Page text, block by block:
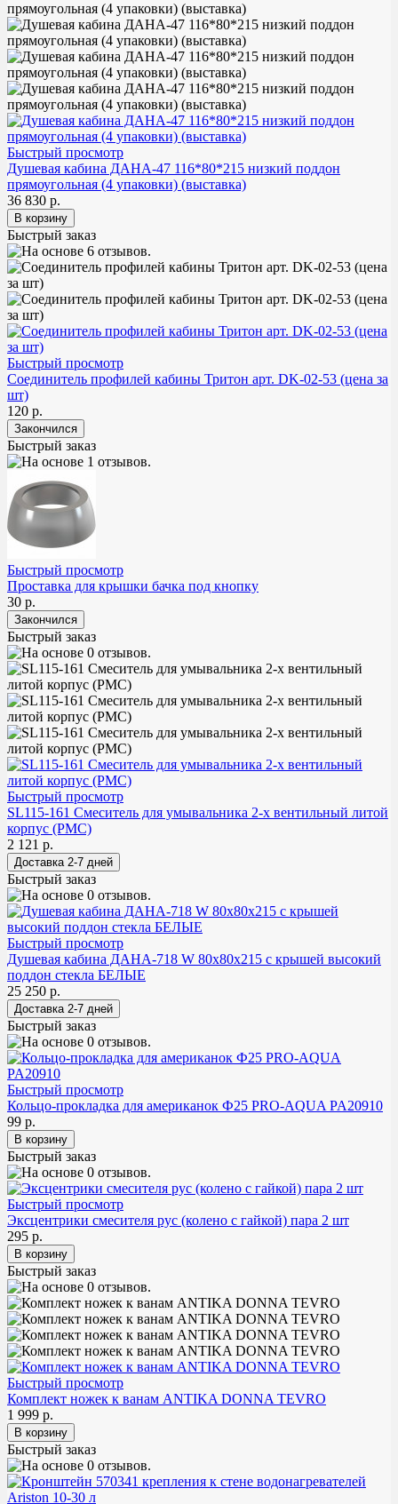
Быстрый просмотр
Душевая кабина ДАНА-47 116*80*215 низкий поддон
прямоугольная (4 упаковки) (выставка)
36 830 р.
Быстрый заказ
Быстрый просмотр
Соединитель профилей кабины Тритон арт. DK-02-53 (цена за
шт)
120 р.
Быстрый заказ
Быстрый просмотр
Проставка для крышки бачка под кнопку
30 р.
Быстрый заказ
Быстрый просмотр
SL115-161 Смеситель для умывальника 2-х вентильный литой
корпус (РМС)
2 121 р.
Быстрый заказ
Быстрый просмотр
Душевая кабина ДАНА-718 W 80х80х215 с крышей высокий
поддон стекла БЕЛЫЕ
25 250 р.
Быстрый заказ
Быстрый просмотр
Кольцо-прокладка для американок Ф25 PRO-AQUA PA20910
99 р.
Быстрый заказ
Быстрый просмотр
Эксцентрики смесителя рус (колено с гайкой) пара 2 шт
295 р.
Быстрый заказ
Быстрый просмотр
Комплект ножек к ванам ANTIKA DONNA TEVRO
1 999 р.
Быстрый заказ